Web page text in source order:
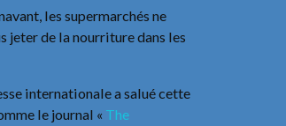
les supermarchés ne
jeter de la nourriture dans les
internationale a salué cette
le journal « The